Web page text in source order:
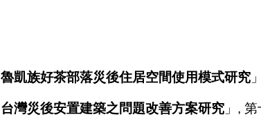
魯凱族好茶部落災後住居空間使用模式研究
台灣災後安置建築之問題改善方案研究」, 第